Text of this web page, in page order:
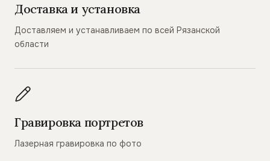
Доставка и установка
Доставляем и устанавливаем по всей Рязанской
области
Гравировка портретов
Лазерная гравировка по фото